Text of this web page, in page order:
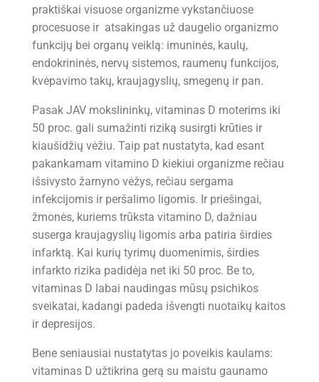
praktiškai visuose organizme vykstančiuose
procesuose ir atsakingas už daugelio organizmo
funkcijų bei organų veiklą: imuninės, kaulų,
endokrininės, nervų sistemos, raumenų funkcijos,
kvėpavimo takų, kraujagyslių, smegenų ir pan.
Pasak JAV mokslininkų, vitaminas D moterims iki
50 proc. gali sumažinti riziką susirgti krūties ir
kiaušidžių vėžiu. Taip pat nustatyta, kad esant
pakankamam vitamino D kiekiui organizme rečiau
išsivysto žarnyno vėžys, rečiau sergama
infekcijomis ir peršalimo ligomis. Ir priešingai,
žmonės, kuriems trūksta vitamino D, dažniau
suserga kraujagyslių ligomis arba patiria širdies
infarktą. Kai kurių tyrimų duomenimis, širdies
infarkto rizika padidėja net iki 50 proc. Be to,
vitaminas D labai naudingas mūsų psichikos
sveikatai, kadangi padeda išvengti nuotaikų kaitos
ir depresijos.
Bene seniausiai nustatytas jo poveikis kaulams:
vitaminas D užtikrina gerą su maistu gaunamo